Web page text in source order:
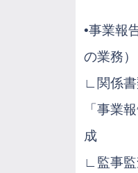
•事業報
の業務）
∟関係書
「事業
成
∟監事監